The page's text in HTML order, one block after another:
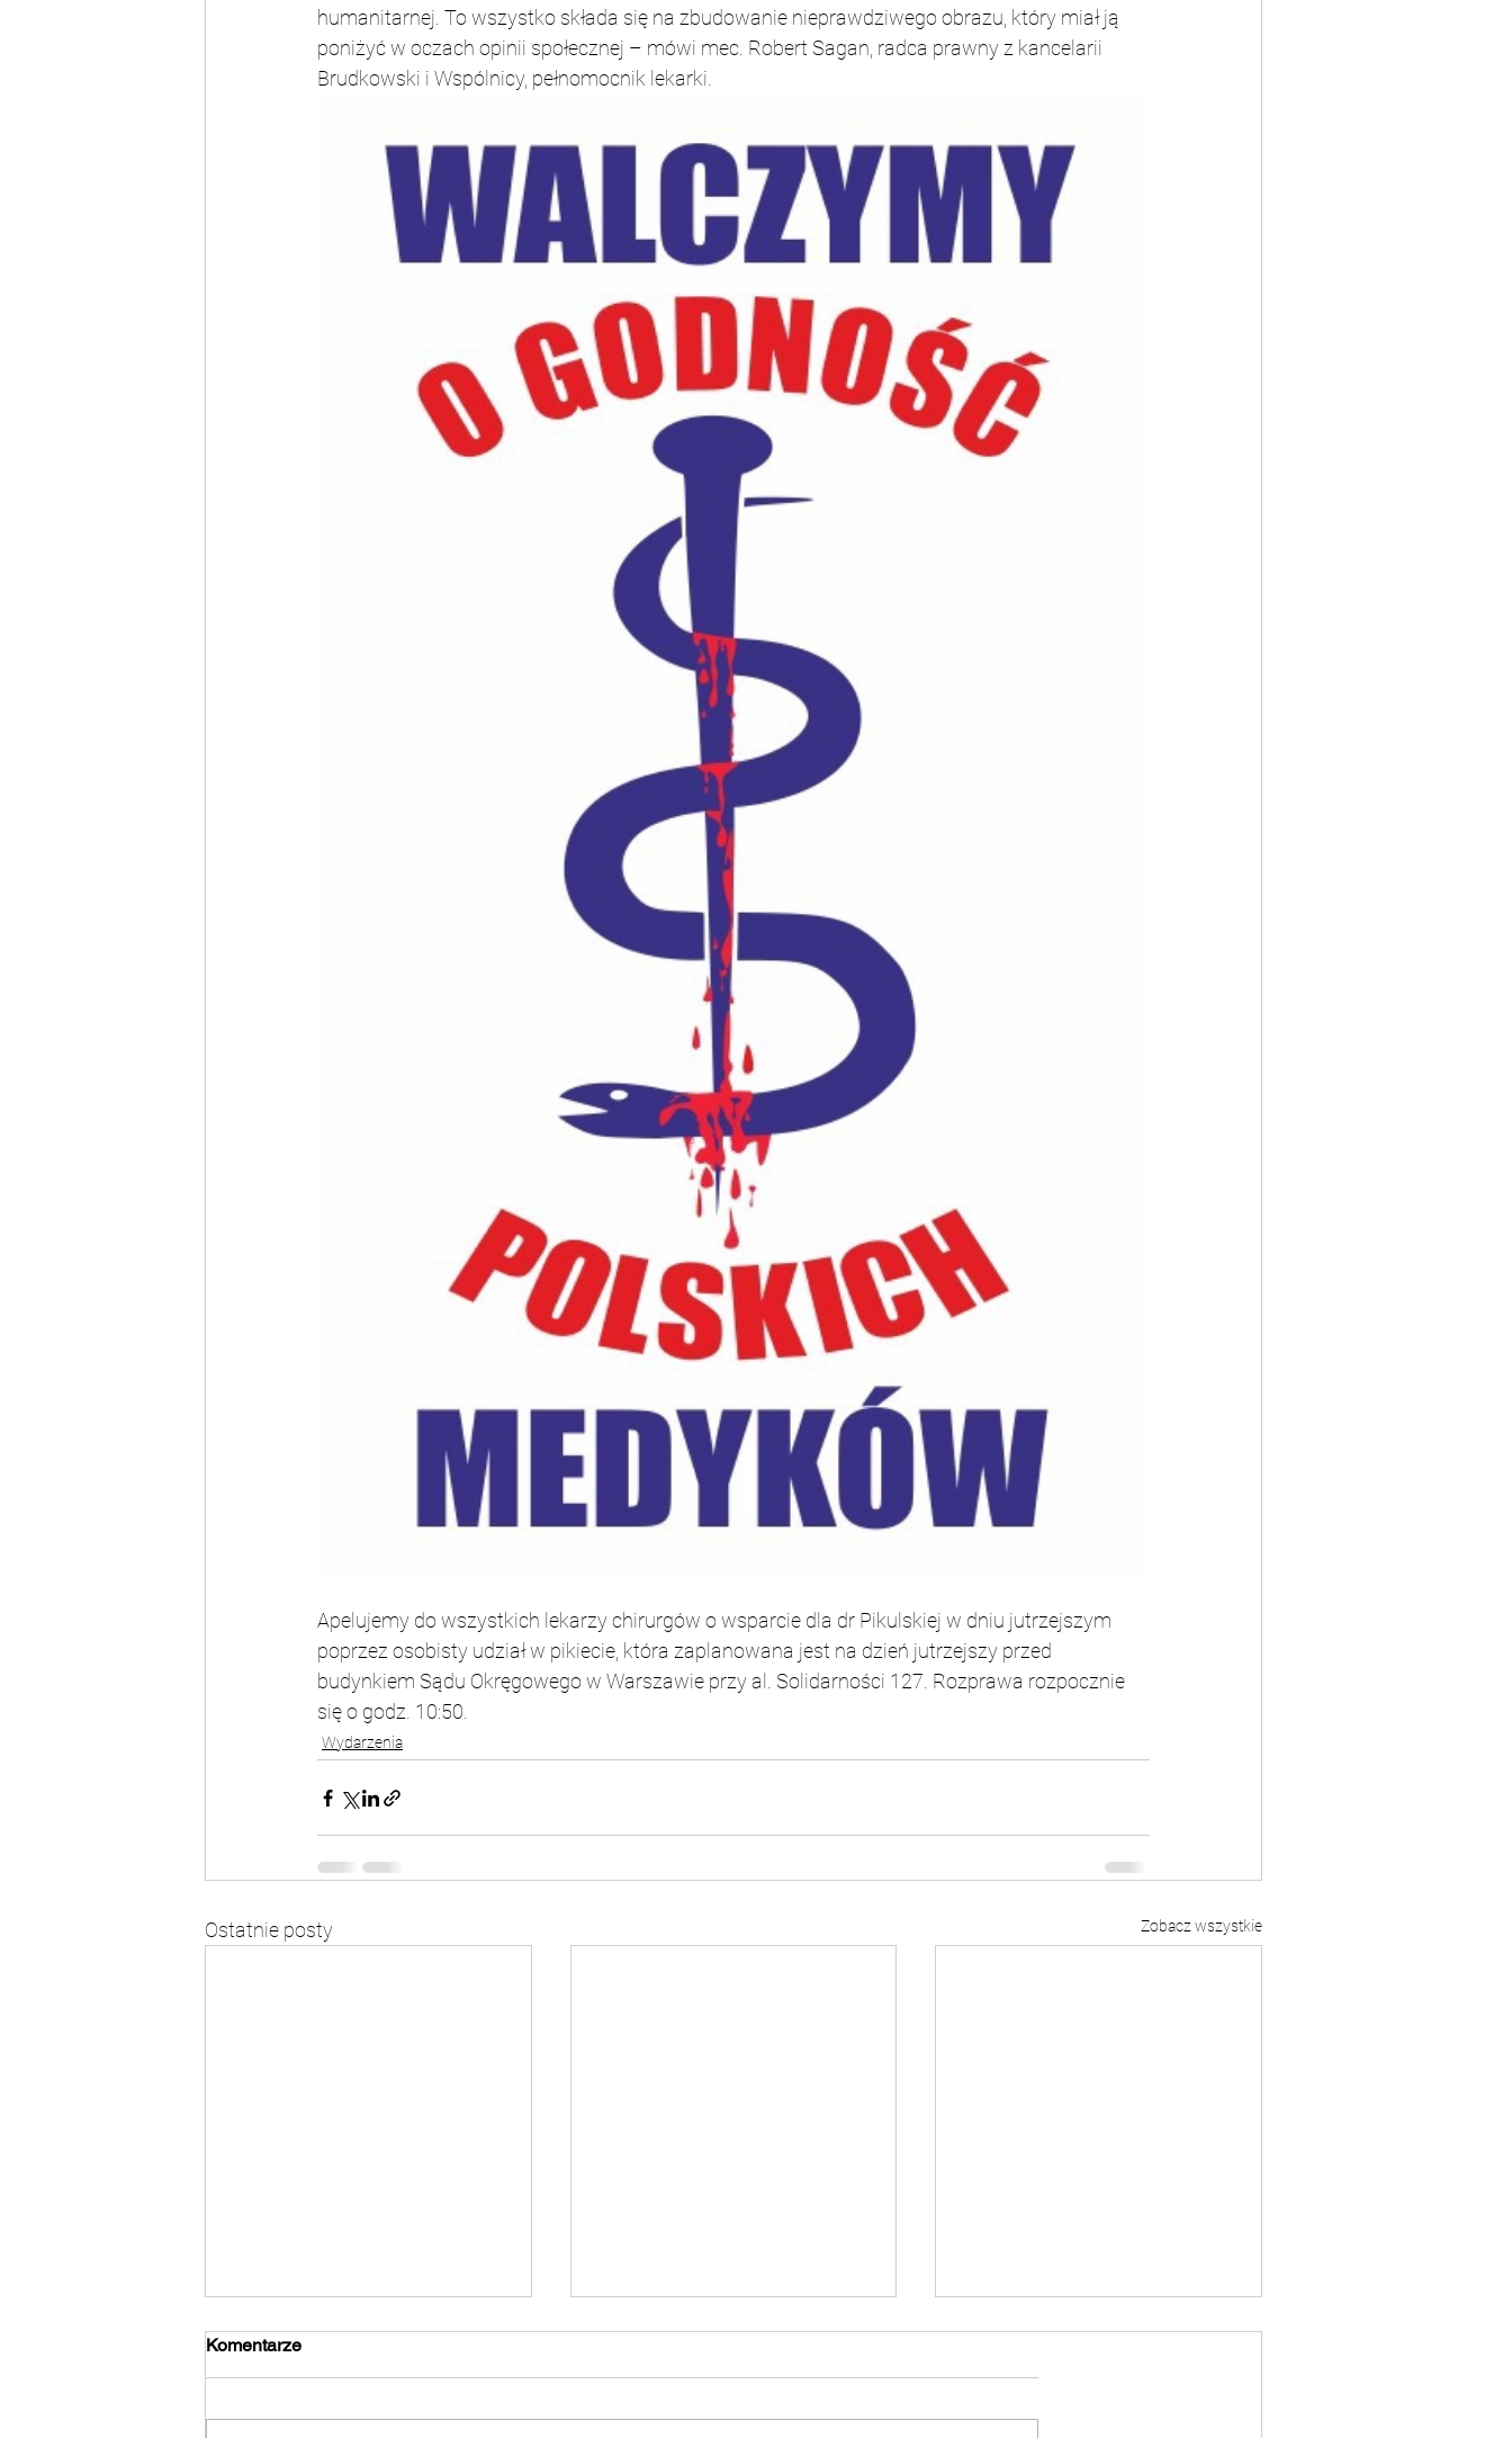
humanitarnej. To wszystko składa się na zbudowanie nieprawdziwego obrazu, który miał ją
poniżyć w oczach opinii społecznej – mówi mec. Robert Sagan, radca prawny z kancelarii
Brudkowski i Wspólnicy, pełnomocnik lekarki.
Apelujemy do wszystkich lekarzy chirurgów o wsparcie dla dr Pikulskiej w dniu jutrzejszym
poprzez osobisty udział w pikiecie, która zaplanowana jest na dzień jutrzejszy przed
budynkiem Sądu Okręgowego w Warszawie przy al. Solidarności 127. Rozprawa rozpocznie
się o godz. 10:50.
Wydarzenia
Ostatnie posty Zobacz wszystkie
Komentarze